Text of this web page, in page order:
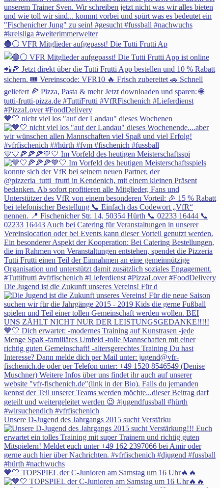
🔵⚪ VFR Mitglieder aufgepasst! Die Tutti Frutti Ap
💙🤍 nicht viel los "auf der Landau" dieses Wochenen
💙🤍🍕🍕🍕💙🤍 Im Vorfeld des heutigen Meisterschaftsspi
Die Jugend ist die Zukunft unseres Vereins! Für d
Unsere D-Jugend des Jahrgangs 2015 sucht Verstärku
💙🤍 TOPSPIEL der C-Junioren am Samstag um 16 Uhr🔥🔥